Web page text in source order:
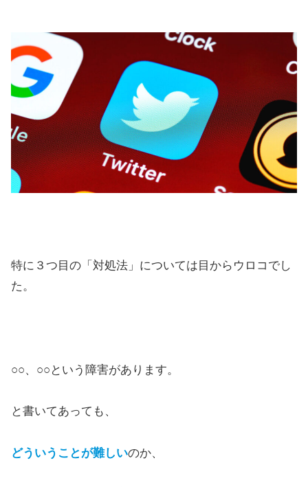
特に３つ目の「対処法」については目からウロコでし
た。
○○、○○という障害があります。
と書いてあっても、
どういうことが難しいのか、